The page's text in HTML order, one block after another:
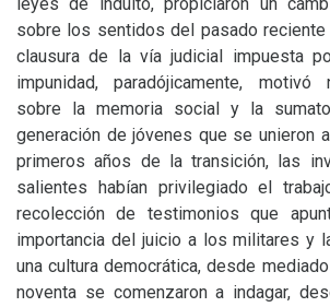
sobre los sentidos del pasado
clausura de la vía judicial impuesta
impunidad, paradójicamente, motivó
sobre la memoria social y la
generación de jóvenes que se unieron
primeros años de la transición, las
salientes habían privilegiado el
recolección de testimonios que
importancia del juicio a los militares y
una cultura democrática, desde
noventa se comenzaron a indagar,